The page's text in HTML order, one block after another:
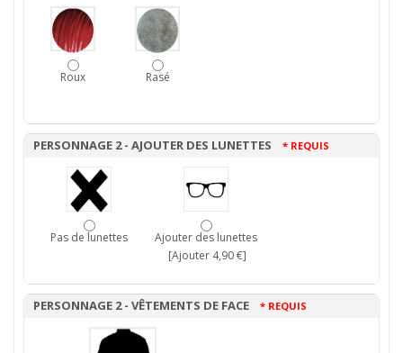
Roux Rasé
PERSONNAGE 2 - AJOUTER DES LUNETTES * REQUIS
Pas de lunettes
Ajouter des lunettes
[Ajouter 4,90 €]
PERSONNAGE 2 - VÊTEMENTS DE FACE * REQUIS